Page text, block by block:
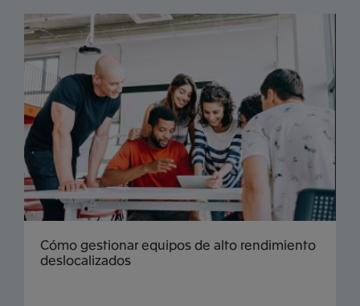
Cómo gestionar equipos de alto rendimiento
deslocalizados